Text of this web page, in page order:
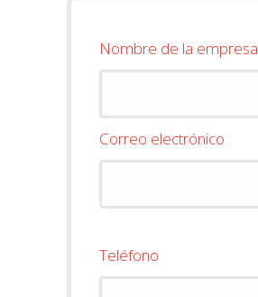
Nombre de la empresa
Correo electrónico
Teléfono